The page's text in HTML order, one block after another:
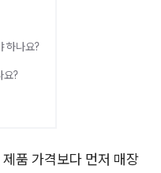
하나요?
요?
품 가격보다 먼저 매장